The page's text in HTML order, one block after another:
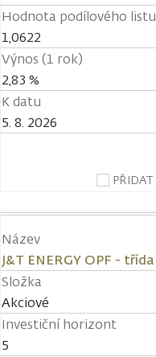
Hodnota podílového listu
1,0622
Výnos (1 rok)
2,83 %
K datu
5. 8. 2026
Název
J&T ENERGY OPF -
Složka
Akciové
Investiční horizont
5